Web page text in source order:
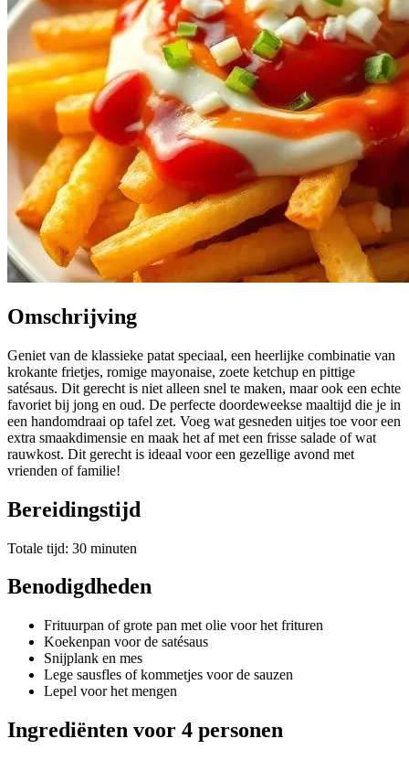
Omschrijving
Geniet van de klassieke patat speciaal, een heerlijke combinatie van
krokante frietjes, romige mayonaise, zoete ketchup en pittige
satésaus. Dit gerecht is niet alleen snel te maken, maar ook een echte
favoriet bij jong en oud. De perfecte doordeweekse maaltijd die je in
een handomdraai op tafel zet. Voeg wat gesneden uitjes toe voor een
extra smaakdimensie en maak het af met een frisse salade of wat
rauwkost. Dit gerecht is ideaal voor een gezellige avond met
vrienden of familie!
Bereidingstijd
Totale tijd: 30 minuten
Benodigdheden
Frituurpan of grote pan met olie voor het frituren
Koekenpan voor de satésaus
Snijplank en mes
Lege sausfles of kommetjes voor de sauzen
Lepel voor het mengen
Ingrediënten voor 4 personen